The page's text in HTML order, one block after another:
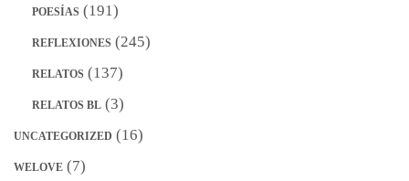
POESÍAS (191)
REFLEXIONES (245)
RELATOS (137)
RELATOS BL (3)
UNCATEGORIZED (16)
WELOVE (7)